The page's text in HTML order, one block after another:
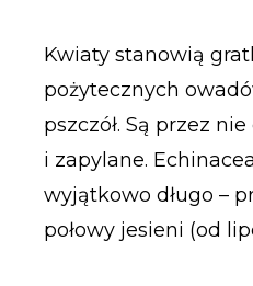
Kwiaty stanowią
pożytecznych
pszczół. Są przez
i zapylane.
wyjątkowo długo –
połowy jesieni (od